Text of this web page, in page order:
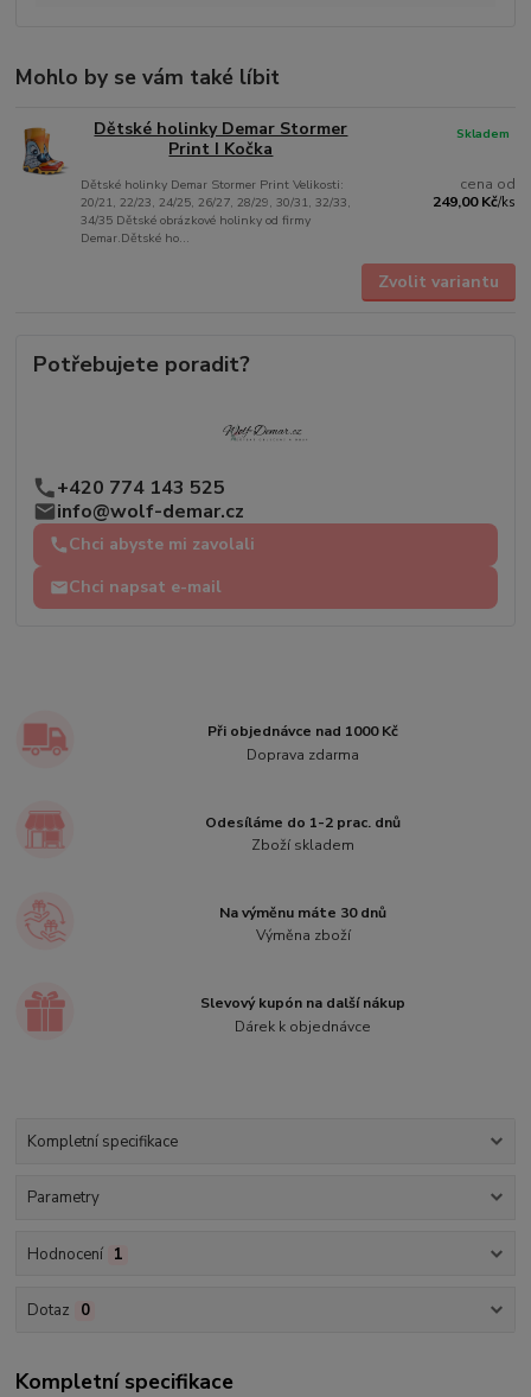
Mohlo by se vám také líbit
Dětské holinky Demar Stormer
Print I Kočka
Dětské holinky Demar Stormer Print Velikosti:
20/21, 22/23, 24/25, 26/27, 28/29, 30/31, 32/33,
34/35 Dětské obrázkové holinky od firmy
Demar.Dětské ho...
cena od
249,00 Kč/ks
Skladem
Zvolit variantu
Potřebujete poradit?
+420 774 143 525
info@wolf-demar.cz
Chci abyste mi zavolali
Chci napsat e-mail
Při objednávce nad 1000 Kč
Doprava zdarma
Odesíláme do 1-2 prac. dnů
Zboží skladem
Na výměnu máte 30 dnů
Výměna zboží
Slevový kupón na další nákup
Dárek k objednávce
Kompletní specifikace
Parametry
Hodnocení 1
Dotaz 0
Kompletní specifikace